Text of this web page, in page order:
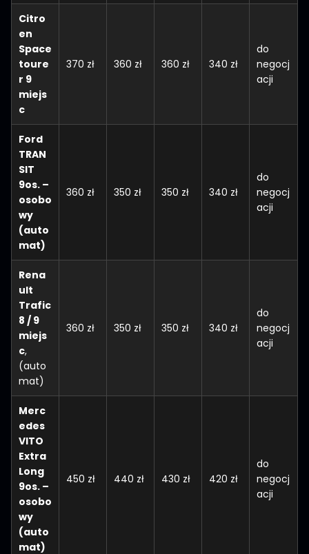
Citro
en
Space
toure
r 9
miejs
c
370 zł 360 zł 360 zł 340 zł
do
negocj
acji
Ford
TRAN
SIT
9os. –
osobo
wy
(auto
mat)
360 zł 350 zł 350 zł 340 zł
do
negocj
acji
Rena
ult
Trafic
8 / 9
miejs
c,
(auto
mat)
360 zł 350 zł 350 zł 340 zł
do
negocj
acji
Merc
edes
VITO
Extra
Long
9os. –
osobo
wy
(auto
mat)
450 zł 440 zł 430 zł 420 zł
do
negocj
acji